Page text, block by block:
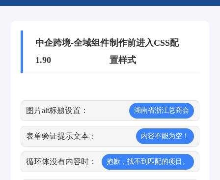
中企跨境-全域组件
1.90
制作前进入CSS配
置样式
图片alt标题设置： 湖南省浙江总商会
表单验证提示文本： 内容不能为空！
循环体没有内容时： 抱歉，找不到匹配的项目。